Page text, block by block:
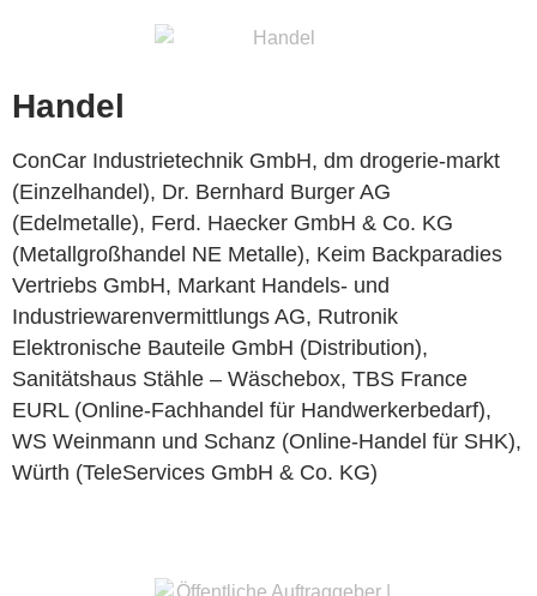
Handel
ConCar Industrietechnik GmbH, dm drogerie-markt
(Einzelhandel), Dr. Bernhard Burger AG
(Edelmetalle), Ferd. Haecker GmbH & Co. KG
(Metallgroßhandel NE Metalle), Keim Backparadies
Vertriebs GmbH, Markant Handels- und
Industriewarenvermittlungs AG, Rutronik
Elektronische Bauteile GmbH (Distribution),
Sanitätshaus Stähle – Wäschebox, TBS France
EURL (Online-Fachhandel für Handwerkerbedarf),
WS Weinmann und Schanz (Online-Handel für SHK),
Würth (TeleServices GmbH & Co. KG)